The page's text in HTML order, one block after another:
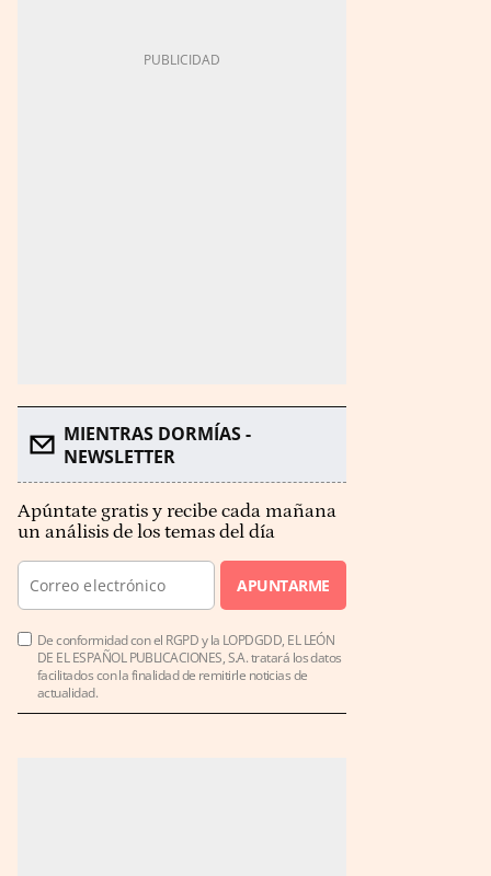
MIENTRAS DORMÍAS -
NEWSLETTER
Apúntate gratis y recibe cada mañana
un análisis de los temas del día
APUNTARME
De conformidad con el RGPD y la LOPDGDD, EL LEÓN
DE EL ESPAÑOL PUBLICACIONES, S.A. tratará los datos
facilitados con la finalidad de remitirle noticias de
actualidad.